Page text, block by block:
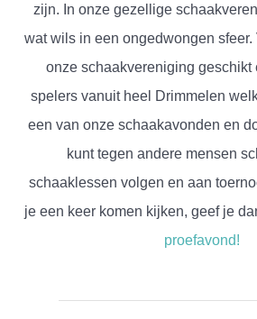
zijn. In onze gezellige
wat wils in een ongedwongen
onze schaakvereniging geschikt
spelers vanuit heel Drimmelen
een van onze schaakavonden en
kunt tegen andere mensen
schaaklessen volgen en aan
je een keer komen kijken, geef je
proefavond!